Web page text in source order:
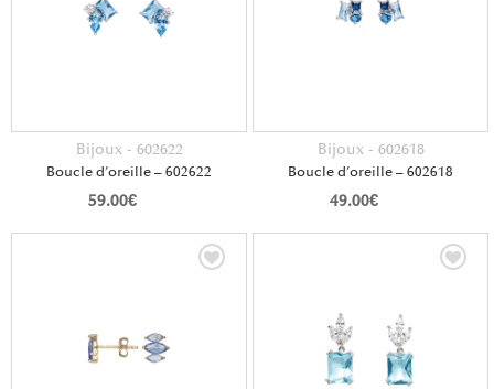
Bijoux - 602622
Boucle d’oreille – 602622
59.00€
Bijoux - 602618
Boucle d’oreille – 602618
49.00€